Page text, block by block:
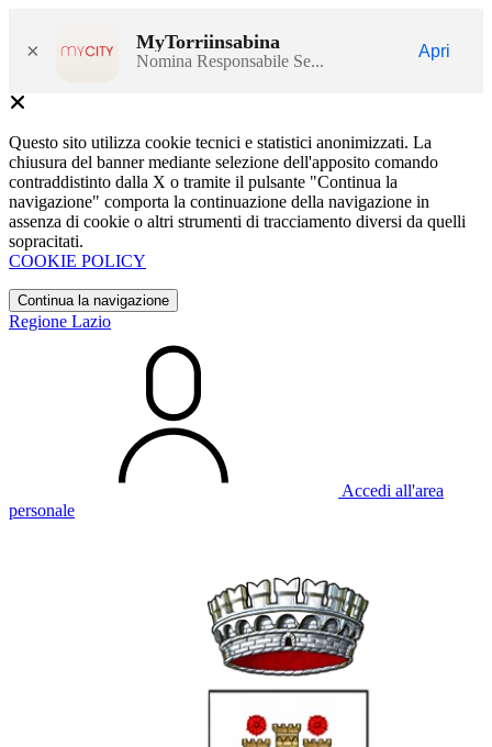
× MyTorriinsabina
Nomina Responsabile Se...
Apri
Questo sito utilizza cookie tecnici e statistici anonimizzati. La
chiusura del banner mediante selezione dell'apposito comando
contraddistinto dalla X o tramite il pulsante "Continua la
navigazione" comporta la continuazione della navigazione in
assenza di cookie o altri strumenti di tracciamento diversi da quelli
sopracitati.
COOKIE POLICY
Continua la navigazione
Regione Lazio
Accedi all'area
personale